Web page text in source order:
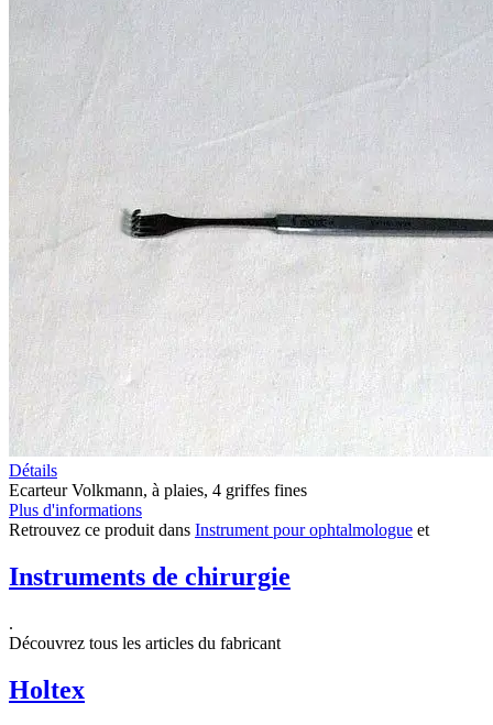
Détails
Ecarteur Volkmann, à plaies, 4 griffes fines
Plus d'informations
Retrouvez ce produit dans Instrument pour ophtalmologue et
Instruments de chirurgie
.
Découvrez tous les articles du fabricant
Holtex